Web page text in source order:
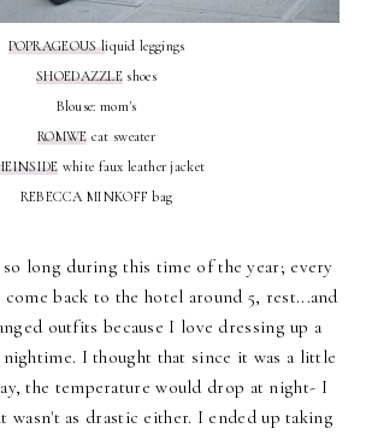
POPRAGEOUS liquid leggings
SHOEDAZZLE shoes
Blouse: mom's
ROMWE cat sweater
white faux leather jacket
REBECCA MINKOFF bag
so long during this time of the year; every
back to the hotel around 5, rest...and
outfits because I love dressing up a
I thought that since it was a little
the temperature would drop at night- I
wasn't as drastic either. I ended up taking